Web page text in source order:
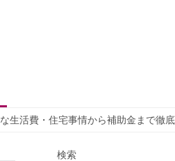
生活費・住宅事情から補助金まで徹
検索